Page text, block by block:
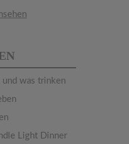
und was trinken
Light Dinner